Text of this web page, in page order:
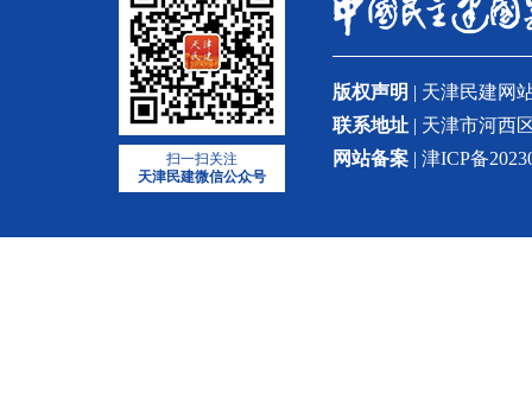
扫一扫关注
天津民建微信公众号
版权声明 | 天津民建网
联系地址 | 天津市河西
网站备案 | 津ICP备